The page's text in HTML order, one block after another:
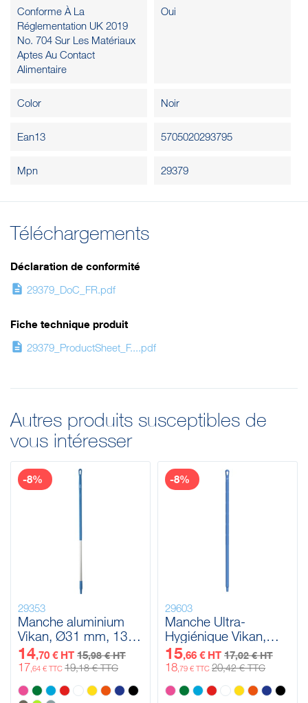
Conforme À La
Réglementation UK 2019
No. 704 Sur Les Matériaux
Aptes Au Contact
Alimentaire
Oui
Color Noir
Ean13 5705020293795
Mpn 29379
Téléchargements
Déclaration de conformité
description 29379_DoC_FR.pdf
Fiche technique produit
description 29379_ProductSheet_F....pdf
Autres produits susceptibles de
vous intéresser
29353
Manche aluminium
Vikan, Ø31 mm, 1310
mm
14,70 € HT 15,98 € HT
17,64 € TTC 19,18 € TTC
-8%
29603
Manche Ultra-
Hygiénique Vikan,
Ø32 mm, 1300 mm
15,66 € HT 17,02 € HT
18,79 € TTC 20,42 € TTC
-8%